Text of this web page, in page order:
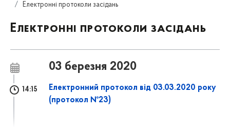
Електронні протоколи засідань
Електронні протоколи засідань
03 березня 2020
14:15
Електронний протокол від 03.03.2020 року
(протокол №23)